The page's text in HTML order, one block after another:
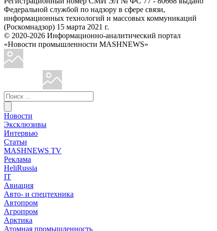
Федеральной службой по надзору в сфере связи,
информационных технологий и массовых коммуникаций
(Роскомнадзор) 15 марта 2021 г.
© 2020-2026 Информационно-аналитический портал
«Новости промышленности MASHNEWS»
Новости
Эксклюзивы
Интервью
Статьи
MASHNEWS TV
Реклама
HeliRussia
IT
Авиация
Авто- и спецтехника
Автопром
Агропром
Арктика
Атомная промышленность